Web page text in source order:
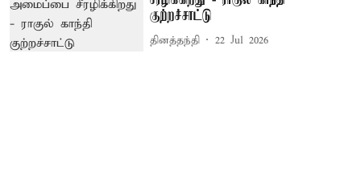
குற்றச்சாட்டு
தினத்தந்தி 22 Jul 2026